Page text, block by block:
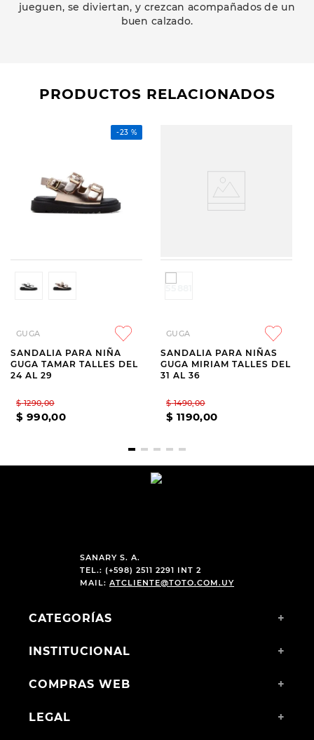
jueguen, se diviertan, y crezcan acompañados de un
buen calzado.
PRODUCTOS RELACIONADOS
-23 %
GUGA
SANDALIA PARA NIÑA
GUGA TAMAR TALLES DEL
24 AL 29
$ 1290,00
$ 990,00
GUGA
SANDALIA PARA NIÑAS
GUGA MIRIAM TALLES DEL
31 AL 36
$ 1490,00
$ 1190,00
SANARY S. A.
TEL.: (+598) 2511 2291 INT 2
MAIL: ATCLIENTE@TOTO.COM.UY
CATEGORÍAS +
INSTITUCIONAL +
COMPRAS WEB +
LEGAL +